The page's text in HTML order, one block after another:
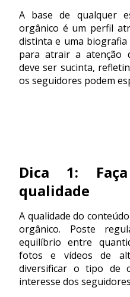
A base de qualquer
orgânico é um perfil
distinta e uma biografia
para atrair a atenção
deve ser sucinta,
os seguidores podem
Dica 1:
qualidade
A qualidade do
orgânico. Poste
equilíbrio entre
fotos e vídeos de
diversificar o tipo de
interesse dos